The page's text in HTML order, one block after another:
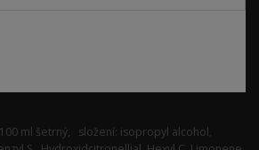
ml šetrný, složení: isopropyl alcohol,